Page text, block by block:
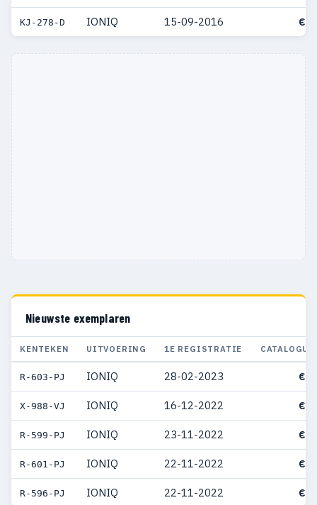
KJ-278-D IONIQ 15-09-2016 €
Nieuwste exemplaren
KENTEKEN UITVOERING 1E REGISTRATIE
R-603-PJ IONIQ 28-02-2023 €
X-988-VJ IONIQ 16-12-2022 €
R-599-PJ IONIQ 23-11-2022 €
R-601-PJ IONIQ 22-11-2022 €
R-596-PJ IONIQ 22-11-2022 €